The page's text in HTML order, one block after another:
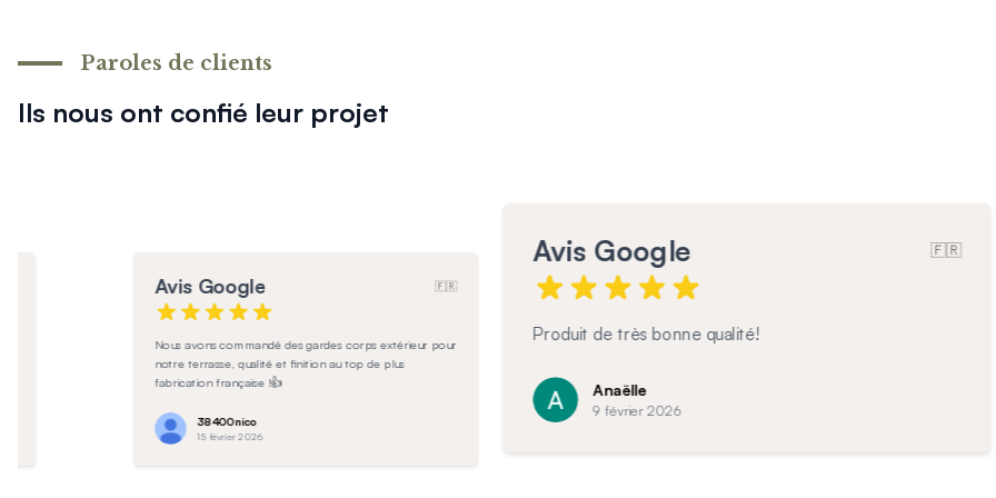
Ils nous ont confié leur projet
Paroles de clients
Anaëlle
9 février 2026
Avis Google 🇫🇷
Garde corps magnifique et très bien posé
C
7 février 2026